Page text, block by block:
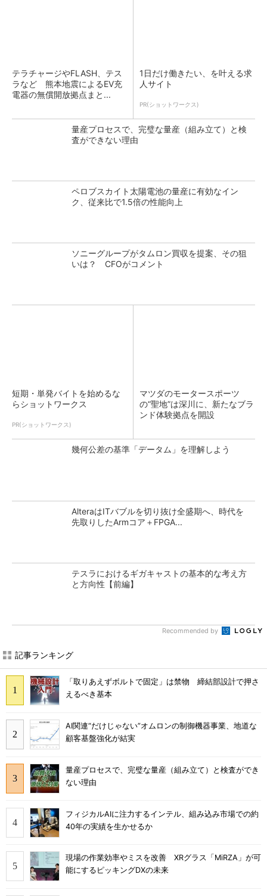
テラチャージやFLASH、テス
ラなど 熊本地震によるEV充
電器の無償開放拠点まと...
1日だけ働きたい、を叶える求
人サイト
PR(ショットワークス)
量産プロセスで、完璧な量産（組み立て）と検
査ができない理由
ペロブスカイト太陽電池の量産に有効なイン
ク、従来比で1.5倍の性能向上
ソニーグループがタムロン買収を提案、その狙
いは？ CFOがコメント
短期・単発バイトを始めるな
らショットワークス
PR(ショットワークス)
マツダのモータースポーツ
の“聖地”は深川に、新たなブラ
ンド体験拠点を開設
幾何公差の基準「データム」を理解しよう
AlteraはITバブルを切り抜け全盛期へ、時代を
先取りしたArmコア＋FPGA...
テスラにおけるギガキャストの基本的な考え方
と方向性【前編】
Recommended by
記事ランキング
「取りあえずボルトで固定」は禁物 締結部設計で押さ
えるべき基本
AI関連“だけじゃない”オムロンの制御機器事業、地道な
顧客基盤強化が結実
量産プロセスで、完璧な量産（組み立て）と検査ができ
ない理由
フィジカルAIに注力するインテル、組み込み市場での約
40年の実績を生かせるか
現場の作業効率やミスを改善 XRグラス「MiRZA」が可
能にするピッキングDXの未来